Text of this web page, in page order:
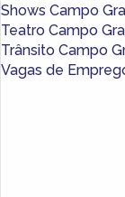
Shows Campo
Teatro Campo
Trânsito Campo
Vagas de